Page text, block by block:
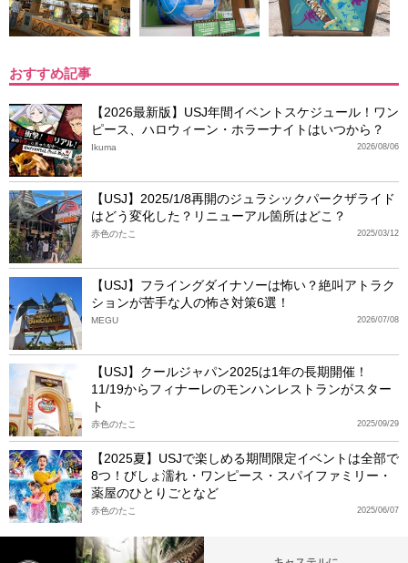
おすすめ記事
【2026最新版】USJ年間イベントスケジュール！ワン
ピース、ハロウィーン・ホラーナイトはいつから？
2026/08/06
Ikuma
【USJ】2025/1/8再開のジュラシックパークザライド
はどう変化した？リニューアル箇所はどこ？
2025/03/12
赤色のたこ
【USJ】フライングダイナソーは怖い？絶叫アトラク
ションが苦手な人の怖さ対策6選！
2026/07/08
MEGU
【USJ】クールジャパン2025は1年の長期開催！
11/19からフィナーレのモンハンレストランがスター
ト
2025/09/29
赤色のたこ
【2025夏】USJで楽しめる期間限定イベントは全部で
8つ！びしょ濡れ・ワンピース・スパイファミリー・
薬屋のひとりごとなど
2025/06/07
赤色のたこ